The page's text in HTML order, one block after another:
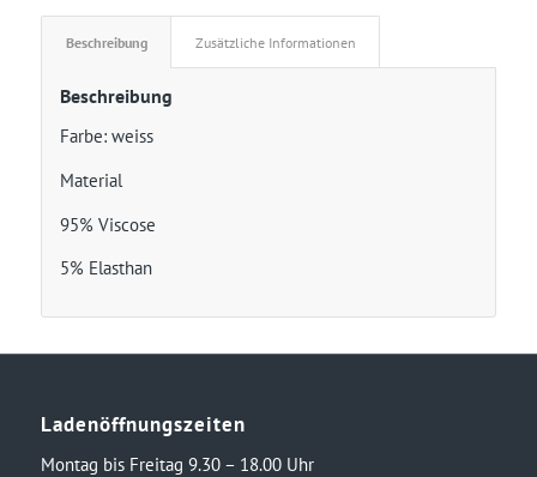
Beschreibung Zusätzliche Informationen
Beschreibung
Farbe: weiss
Material
95% Viscose
5% Elasthan
Ladenöffnungszeiten
Montag bis Freitag 9.30 – 18.00 Uhr